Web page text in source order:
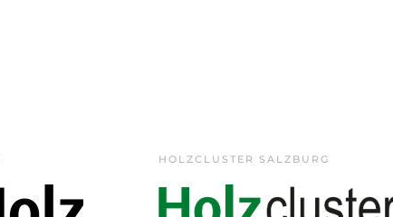
HOLZCLUSTER SALZBURG